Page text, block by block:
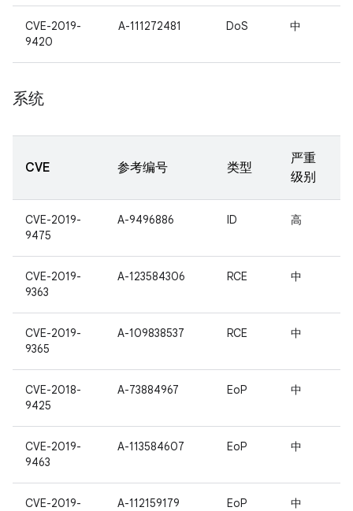
CVE-2019-
9420
A-111272481 DoS 中
系统
CVE 参考编号 类型
严重
级别
CVE-2019-
9475
A-9496886 ID 高
CVE-2019-
9363
A-123584306 RCE 中
CVE-2019-
9365
A-109838537 RCE 中
CVE-2018-
9425
A-73884967 EoP 中
CVE-2019-
9463
A-113584607 EoP 中
CVE-2019-
A-112159179 EoP 中